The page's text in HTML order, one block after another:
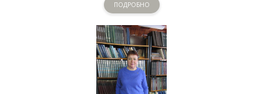
ПОДРОБНО